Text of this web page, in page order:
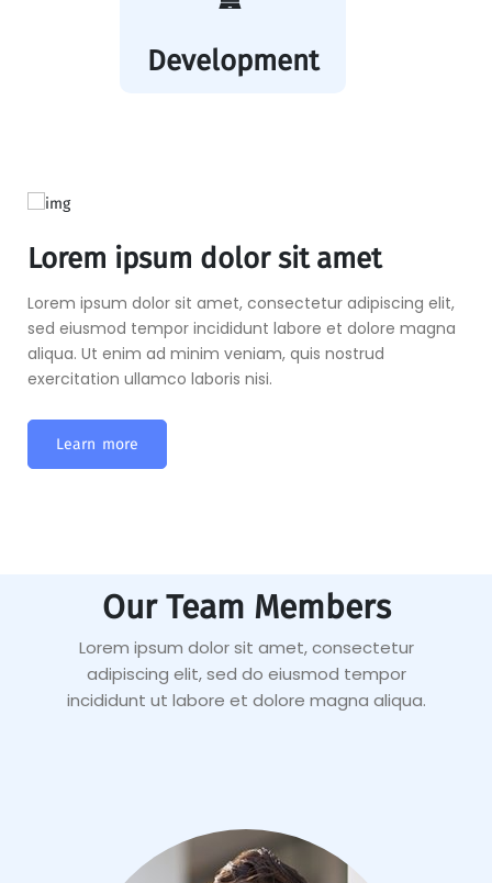
Development
Lorem ipsum dolor sit amet
Lorem ipsum dolor sit amet, consectetur adipiscing elit,
sed eiusmod tempor incididunt labore et dolore magna
aliqua. Ut enim ad minim veniam, quis nostrud
exercitation ullamco laboris nisi.
Learn more
Our Team Members
Lorem ipsum dolor sit amet, consectetur
adipiscing elit, sed do eiusmod tempor
incididunt ut labore et dolore magna aliqua.